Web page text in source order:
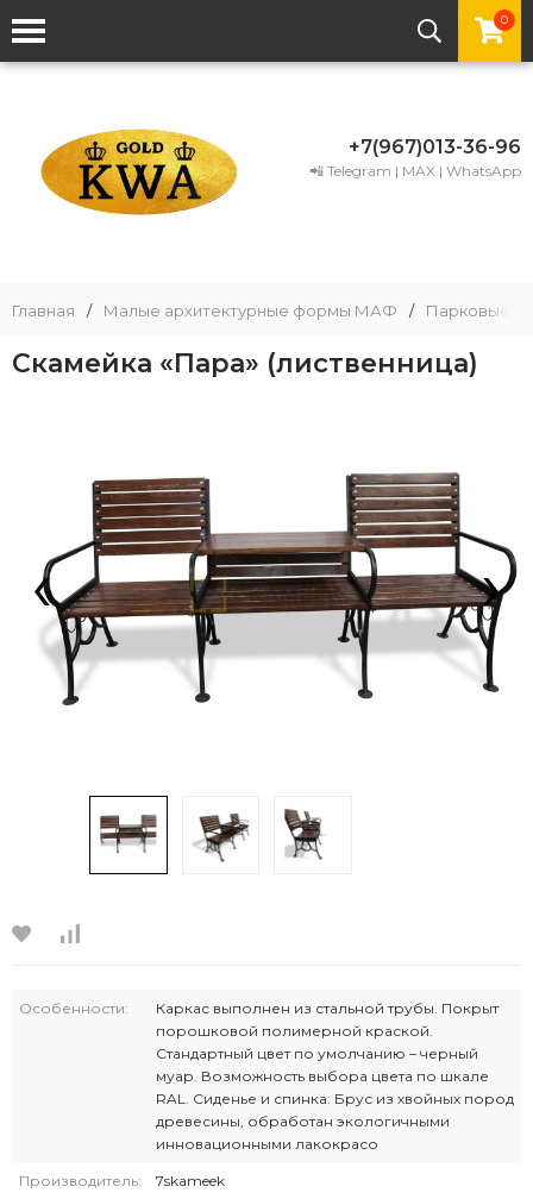
0
+7(967)013-36-96
📲 Telegram | MAX | WhatsApp
Главная / Малые архитектурные формы МАФ / Парковые
Скамейка «Пара» (лиственница)
‹ ›
Особенности:
Каркас выполнен из стальной трубы. Покрыт
порошковой полимерной краской.
Стандартный цвет по умолчанию – черный
муар. Возможность выбора цвета по шкале
RAL. Сиденье и спинка: Брус из хвойных пород
древесины, обработан экологичными
инновационными лакокрасо
Производитель: 7skameek